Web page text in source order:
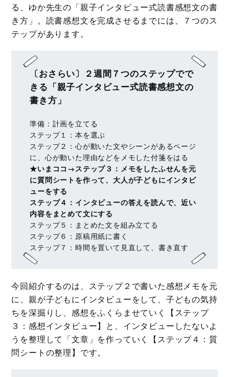
る、ゆか先生の「親子インタビュー式読書感想文の書
き方」。読書感想文を完成させるまでには、７つのス
テップがあります。
〔おさらい〕２週間７つのステップでで
きる「親子インタビュー式読書感想文の
書き方」
準備：計画を立てる
ステップ１：本を選ぶ
ステップ２：心が動いた文やシーンがあるページ
に、心が動いた理由などをメモした付箋をはる
★いまココ→ステップ３：メモをしたふせんを元
に質問シートを作って、大人が子どもにインタビ
ューをする
ステップ４：インタビューの答えを読んで、近い
内容をまとめて文にする
ステップ５：まとめた文を組み立てる
ステップ６：原稿用紙に書く
ステップ７：時間を置いて見直して、書き直す
今回紹介するのは、ステップ２で書いた感想メモを元
に、親が子どもにインタビューをして、子どもの気持
ちを深掘りし、感想をふくらませていく【ステップ
３：感想インタビュー】と、インタビューしたないよ
うを整理して「文章」を作っていく【ステップ４：質
問シートの整理】です。